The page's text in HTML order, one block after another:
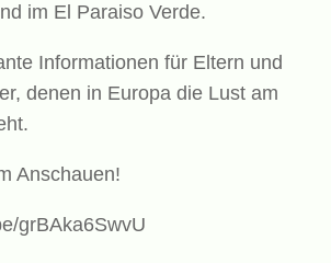
im El Paraiso Verde.
Informationen für Eltern und
denen in Europa die Lust am
Anschauen!
grBAka6SwvU